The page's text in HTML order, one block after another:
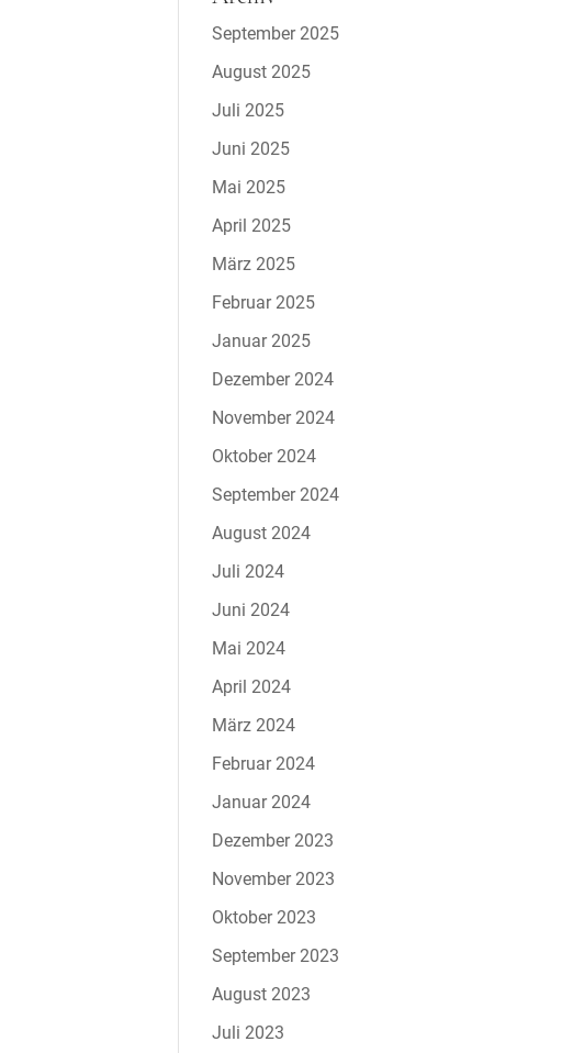
September 2025
August 2025
Juli 2025
Juni 2025
Mai 2025
April 2025
März 2025
Februar 2025
Januar 2025
Dezember 2024
November 2024
Oktober 2024
September 2024
August 2024
Juli 2024
Juni 2024
Mai 2024
April 2024
März 2024
Februar 2024
Januar 2024
Dezember 2023
November 2023
Oktober 2023
September 2023
August 2023
Juli 2023